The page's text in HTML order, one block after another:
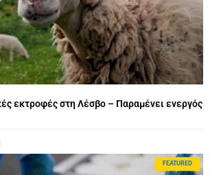
εκτροφές στη Λέσβο – Παραμένει ενεργός
FEATURED